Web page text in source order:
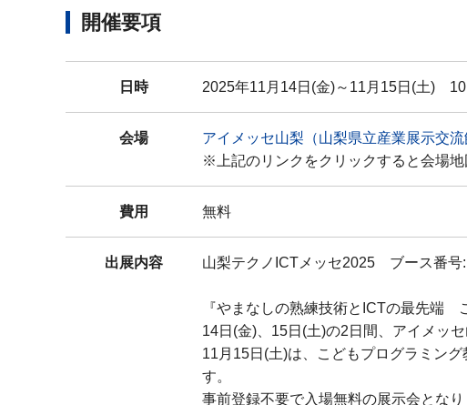
開催要項
日時 2025年11月14日(金)～11月15日(土)
会場
アイメッセ山梨（山梨県立産業展示交流
※上記のリンクをクリックすると会場地
費用 無料
出展内容 山梨テクノICTメッセ2025 ブース番号
『やまなしの熟練技術とICTの最先端
14日(金)、15日(土)の2日間、アイメッ
11月15日(土)は、こどもプログラミン
す。
事前登録不要で入場無料の展示会とな